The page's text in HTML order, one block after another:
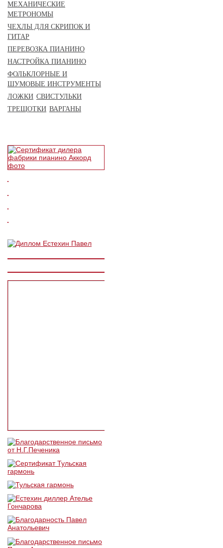
МЕХАНИЧЕСКИЕ
МЕТРОНОМЫ
ЧЕХЛЫ ДЛЯ СКРИПОК И
ГИТАР
ПЕРЕВОЗКА ПИАНИНО
НАСТРОЙКА ПИАНИНО
ФОЛЬКЛОРНЫЕ И
ШУМОВЫЕ ИНСТРУМЕНТЫ
ЛОЖКИ СВИСТУЛЬКИ
ТРЕЩОТКИ ВАРГАНЫ